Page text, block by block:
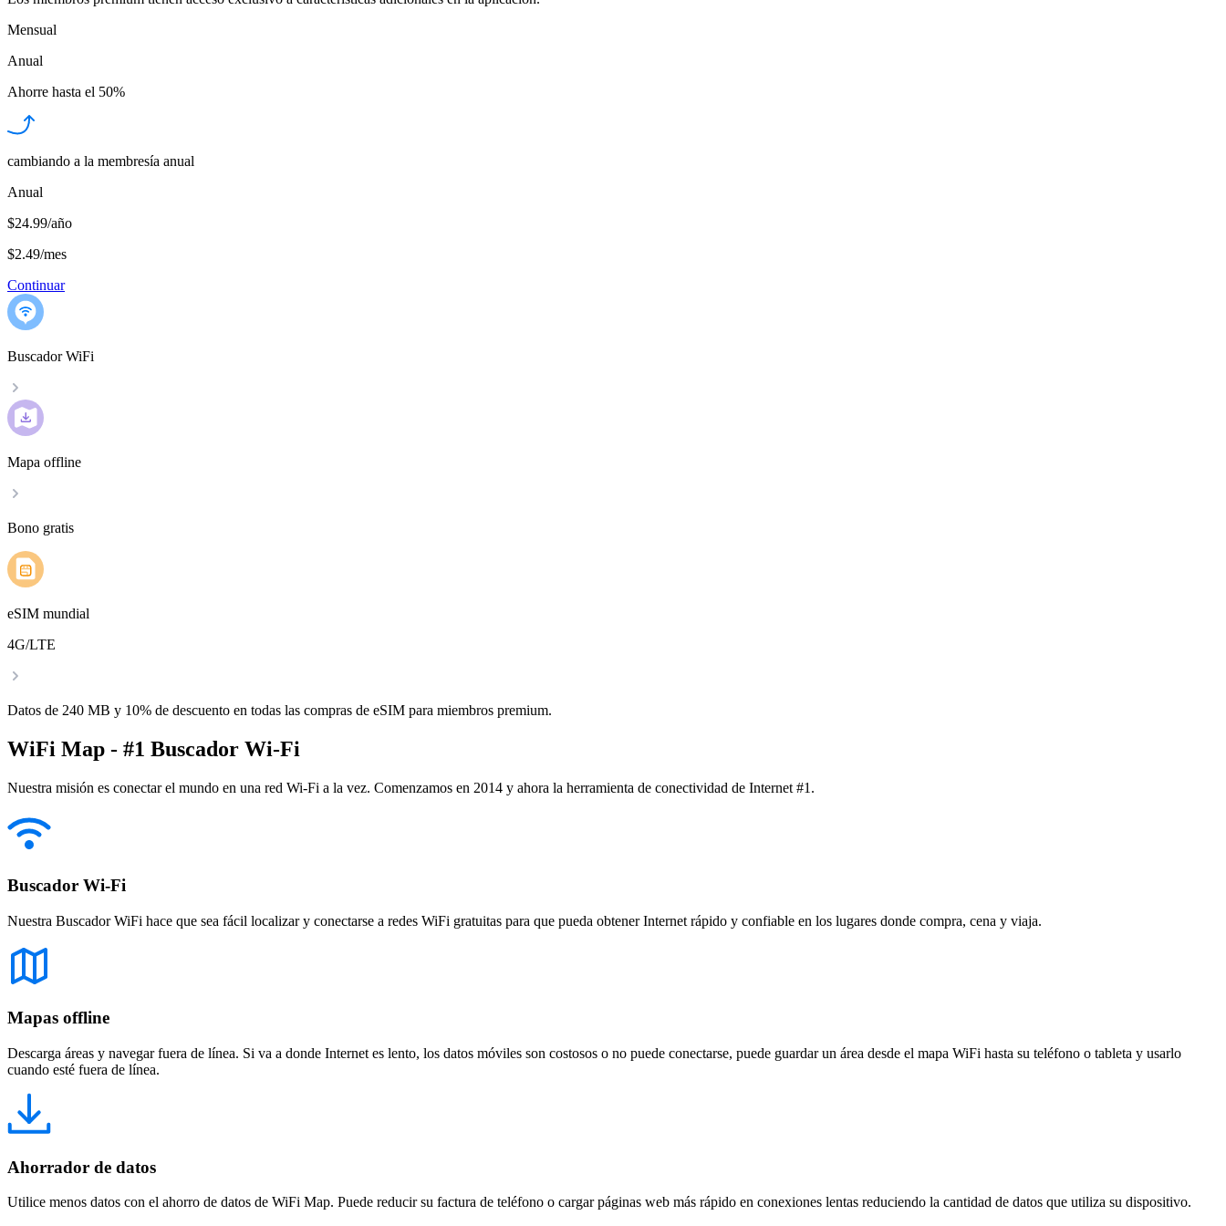
Mensual
Anual
Ahorre hasta el 50%
cambiando a la membresía anual
Anual
$24.99/año
$2.49/mes
Continuar
Buscador WiFi
Mapa offline
Bono gratis
eSIM mundial
4G/LTE
Datos de 240 MB y 10% de descuento en todas las compras de eSIM para miembros premium.
WiFi Map - #1 Buscador Wi-Fi
Nuestra misión es conectar el mundo en una red Wi-Fi a la vez. Comenzamos en 2014 y ahora la herramienta de conectividad de Internet #1.
Buscador Wi-Fi
Nuestra Buscador WiFi hace que sea fácil localizar y conectarse a redes WiFi gratuitas para que pueda obtener Internet rápido y confiable en los lugares donde compra, cena y viaja.
Mapas offline
Descarga áreas y navegar fuera de línea. Si va a donde Internet es lento, los datos móviles son costosos o no puede conectarse, puede guardar un área desde el mapa WiFi hasta su teléfono o tableta y usarlo
cuando esté fuera de línea.
Ahorrador de datos
Utilice menos datos con el ahorro de datos de WiFi Map. Puede reducir su factura de teléfono o cargar páginas web más rápido en conexiones lentas reduciendo la cantidad de datos que utiliza su dispositivo.